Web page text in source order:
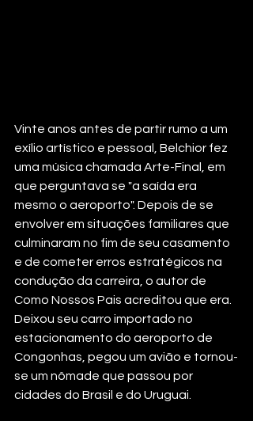
Vinte anos antes de partir rumo a um
exílio artístico e pessoal, Belchior fez
uma música chamada Arte-Final, em
que perguntava se "a saída era
mesmo o aeroporto". Depois de se
envolver em situações familiares que
culminaram no fim de seu casamento
e de cometer erros estratégicos na
condução da carreira, o autor de
Como Nossos Pais acreditou que era.
Deixou seu carro importado no
estacionamento do aeroporto de
Congonhas, pegou um avião e tornou-
se um nômade que passou por
cidades do Brasil e do Uruguai.